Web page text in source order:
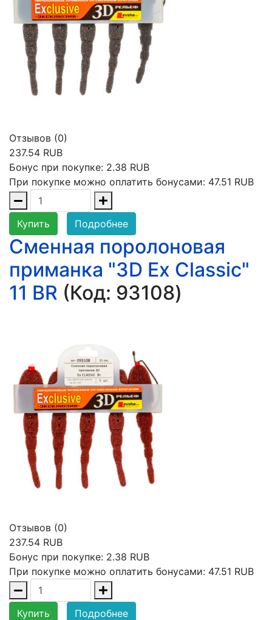
Отзывов (0)
237.54 RUB
Бонус при покупке: 2.38 RUB
При покупке можно оплатить бонусами: 47.51 RUB
Купить Подробнее
Сменная поролоновая
приманка "3D Ex Classic"
11 BR (Код: 93108)
Отзывов (0)
237.54 RUB
Бонус при покупке: 2.38 RUB
При покупке можно оплатить бонусами: 47.51 RUB
Купить Подробнее